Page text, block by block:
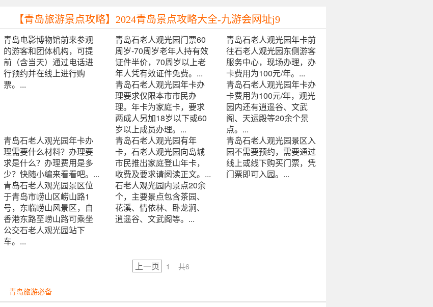
【青岛旅游景点攻略】2024青岛景点攻略大全-九游会网址j9
青岛电影博物馆前来参观
的游客和团体机构，可提
前（含当天）通过电话进
行预约并在线上进行购
票。...
青岛石老人观光园门票60
周岁-70周岁老年人持有效
证件半价，70周岁以上老
年人凭有效证件免费。...
青岛石老人观光园年卡前
往石老人观光园东侧游客
服务中心，现场办理，办
卡费用为100元/年。...
青岛石老人观光园年卡办
理要求仅限本市市民办
理。年卡为家庭卡，要求
两成人另加18岁以下或60
岁以上成员办理。...
青岛石老人观光园年卡办
卡费用为100元/年，观光
园内还有逍遥谷、文武
阁、天运殿等20余个景
点。...
青岛石老人观光园年卡办
理需要什么材料？办理要
求是什么？办理费用是多
少？快随小编来看看吧。...
青岛石老人观光园有年
卡，石老人观光园向岛城
市民推出家庭登山年卡，
收费及要求请阅读正文。...
青岛石老人观光园景区入
园不需要预约，需要通过
线上或线下购买门票，凭
门票即可入园。...
青岛石老人观光园景区位
于青岛市崂山区崂山路1
号，东临崂山风景区，自
香港东路至崂山路可乘坐
公交石老人观光园站下
车。...
石老人观光园内景点20余
个，主要景点包含茶园、
花溪、情依林、卧龙涧、
逍遥谷、文武阁等。...
上一页 1 共6
青岛旅游必备